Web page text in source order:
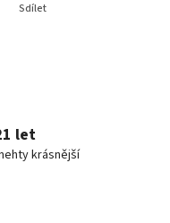
Sdílet
let
krásnější